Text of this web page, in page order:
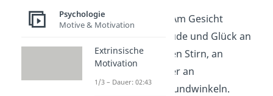
Freude / Glück
: Am Gesicht
erkennst du Freude und Glück an
einer entspannten Stirn, an
Lachfältchen oder an
angehobenen Mundwinkeln.
Psychologie
Motive & Motivation
Extrinsische
Motivation
1/3 – Dauer: 02:43